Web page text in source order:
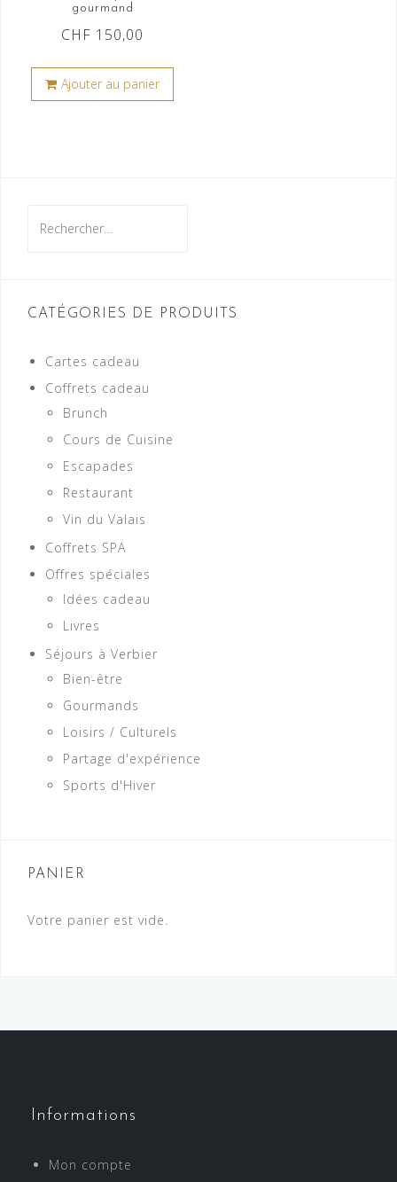
gourmand
CHF 150,00
Ajouter au panier
CATÉGORIES DE PRODUITS
Cartes cadeau
Coffrets cadeau
Brunch
Cours de Cuisine
Escapades
Restaurant
Vin du Valais
Coffrets SPA
Offres spéciales
Idées cadeau
Livres
Séjours à Verbier
Bien-être
Gourmands
Loisirs / Culturels
Partage d'expérience
Sports d'Hiver
PANIER
Votre panier est vide.
Informations
Mon compte